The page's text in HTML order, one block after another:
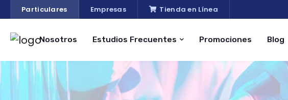
Particulares Empresas Tienda en Línea
Nosotros Estudios Frecuentes Promociones Blog